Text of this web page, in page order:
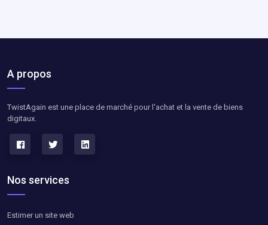
A propos
TwistAgain est une place de marché pour l'achat et la vente de biens
digitaux.
Nos services
Estimer un site web